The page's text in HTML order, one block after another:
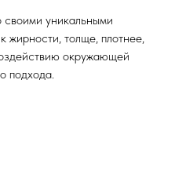
своими уникальными
жирности, толще, плотнее,
окружающей
подхода.